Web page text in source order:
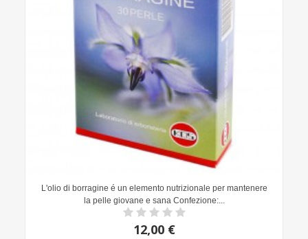
L'olio di borragine é un elemento nutrizionale per mantenere
la pelle giovane e sana Confezione:...
12,00 €